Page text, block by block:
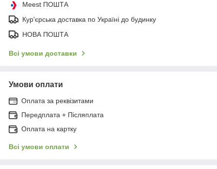
Meest ПОШТА
Кур'єрська доставка по Україні до будинку
НОВА ПОШТА
Всі умови доставки
Умови оплати
Оплата за реквізитами
Передплата + Післяплата
Оплата на картку
Всі умови оплати